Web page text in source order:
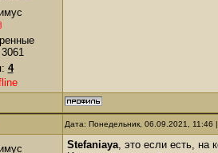
3061
4
Дата: Понедельник, 06.09.2021,
Stefaniaya, это если есть, на